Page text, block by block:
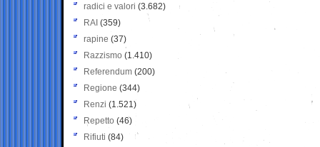
radici e valori (3.682)
RAI (359)
rapine (37)
Razzismo (1.410)
Referendum (200)
Regione (344)
Renzi (1.521)
Repetto (46)
Rifiuti (84)